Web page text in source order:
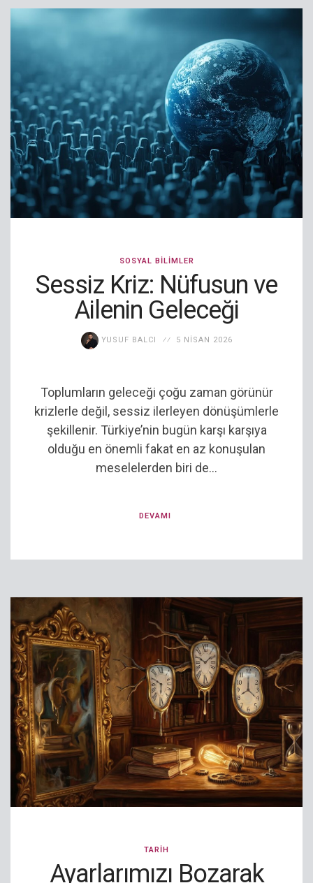
SOSYAL BILIMLER
Sessiz Kriz: Nüfusun ve
Ailenin Geleceği
YUSUF BALCI 5 NISAN 2026
Toplumların geleceği çoğu zaman görünür
krizlerle değil, sessiz ilerleyen dönüşümlerle
şekillenir. Türkiye’nin bugün karşı karşıya
olduğu en önemli fakat en az konuşulan
meselelerden biri de...
DEVAMI
TARIH
Ayarlarımızı Bozarak